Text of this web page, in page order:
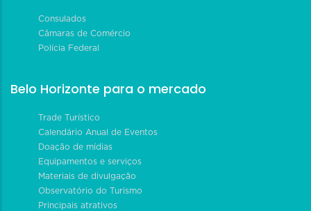
Consulados
Câmaras de Comércio
Polícia Federal
Belo Horizonte para o mercado
Trade Turístico
Calendário Anual de Eventos
Doação de mídias
Equipamentos e serviços
Materiais de divulgação
Observatório do Turismo
Principais atrativos